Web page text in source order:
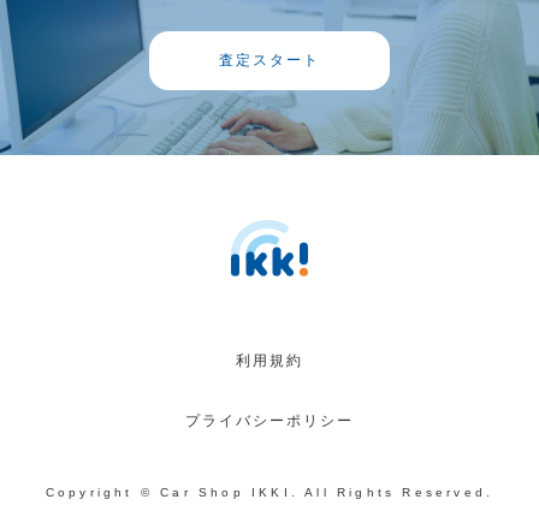
査定スタート
利用規約
プライバシーポリシー
Copyright © Car Shop IKKI. All Rights Reserved.